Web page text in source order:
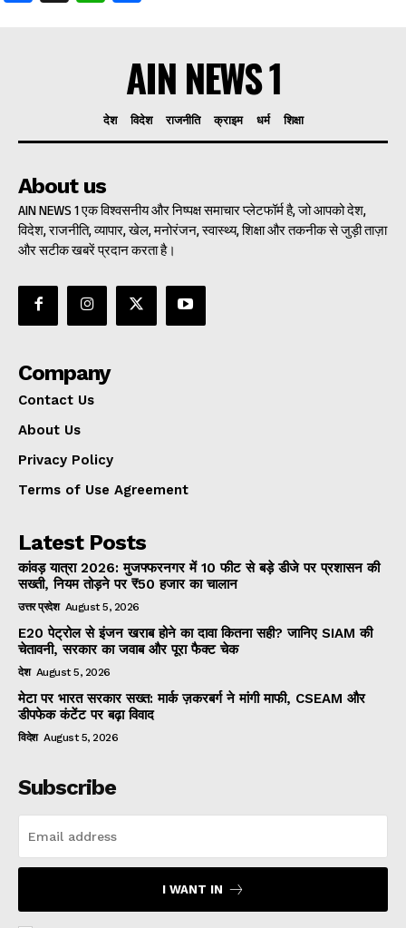
AIN NEWS 1
देश विदेश राजनीति क्राइम धर्म शिक्षा
About us
AIN NEWS 1 एक विश्वसनीय और निष्पक्ष समाचार प्लेटफॉर्म है, जो आपको देश,
विदेश, राजनीति, व्यापार, खेल, मनोरंजन, स्वास्थ्य, शिक्षा और तकनीक से जुड़ी ताज़ा
और सटीक खबरें प्रदान करता है।
Company
Contact Us
About Us
Privacy Policy
Terms of Use Agreement
Latest Posts
कांवड़ यात्रा 2026: मुजफ्फरनगर में 10 फीट से बड़े डीजे पर प्रशासन की
सख्ती, नियम तोड़ने पर ₹50 हजार का चालान
उत्तर प्रदेश August 5, 2026
E20 पेट्रोल से इंजन खराब होने का दावा कितना सही? जानिए SIAM की
चेतावनी, सरकार का जवाब और पूरा फैक्ट चेक
देश August 5, 2026
मेटा पर भारत सरकार सख्त: मार्क ज़करबर्ग ने मांगी माफी, CSEAM और
डीपफेक कंटेंट पर बढ़ा विवाद
विदेश August 5, 2026
Subscribe
I WANT IN